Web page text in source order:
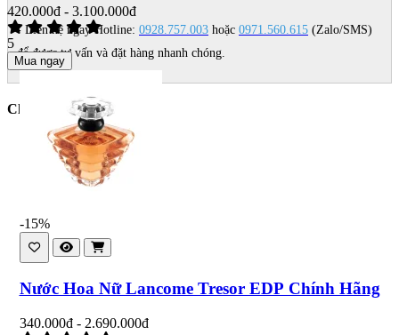
- Liên hệ ngay Hotline: 0928.757.003 hoặc 0971.560.615 (Zalo/SMS)
để được tư vấn và đặt hàng nhanh chóng.
Chân Thành Cảm Ơn.
420.000đ - 3.100.000đ
5
Mua ngay
-15%
Nước Hoa Nữ Lancome Tresor EDP Chính Hãng
340.000đ - 2.690.000đ